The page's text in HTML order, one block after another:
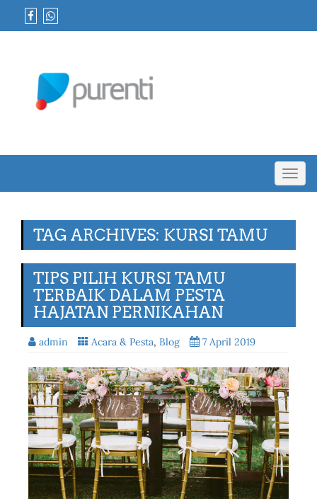
TAG ARCHIVES: KURSI TAMU
TIPS PILIH KURSI TAMU
TERBAIK DALAM PESTA
HAJATAN PERNIKAHAN
admin Acara & Pesta, Blog 7 April 2019